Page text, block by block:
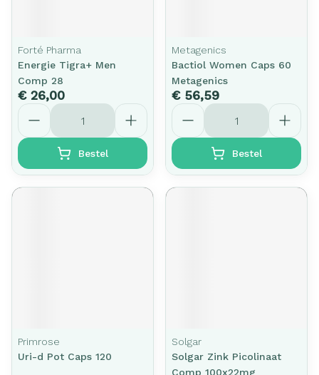
Forté Pharma
Energie Tigra+ Men
Comp 28
€ 26,00
Aantal
Bestel
Metagenics
Bactiol Women Caps 60
Metagenics
€ 56,59
Aantal
Bestel
Primrose
Uri-d Pot Caps 120
Solgar
Solgar Zink Picolinaat
Comp 100x22mg